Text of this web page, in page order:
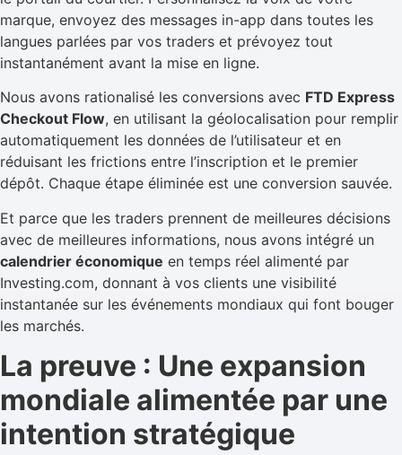
marque, envoyez des messages in-app dans toutes les
langues parlées par vos traders et prévoyez tout
instantanément avant la mise en ligne.
Nous avons rationalisé les conversions avec FTD Express
Checkout Flow, en utilisant la géolocalisation pour remplir
automatiquement les données de l’utilisateur et en
réduisant les frictions entre l’inscription et le premier
dépôt. Chaque étape éliminée est une conversion sauvée.
Et parce que les traders prennent de meilleures décisions
avec de meilleures informations, nous avons intégré un
calendrier économique en temps réel alimenté par
Investing.com, donnant à vos clients une visibilité
instantanée sur les événements mondiaux qui font bouger
les marchés.
La preuve : Une expansion
mondiale alimentée par une
intention stratégique